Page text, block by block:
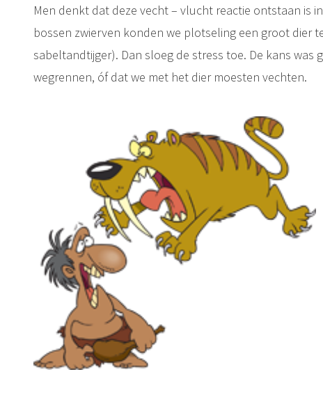
Men denkt dat deze vecht – vlucht reactie ontstaan is
bossen zwierven konden we plotseling een groot dier
sabeltandtijger). Dan sloeg de stress toe. De kans was
wegrennen, óf dat we met het dier moesten vechten.